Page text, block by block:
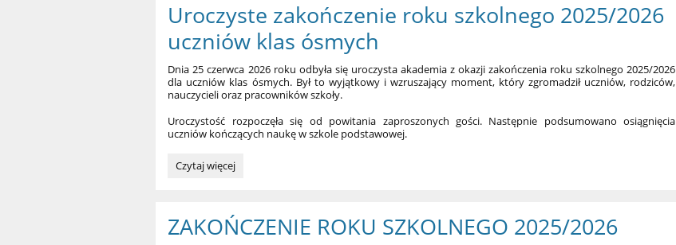
Uroczyste zakończenie roku szkolnego 2025/2026
uczniów klas ósmych
Dnia 25 czerwca 2026 roku odbyła się uroczysta akademia z okazji zakończenia roku szkolnego 2025/2026
dla uczniów klas ósmych. Był to wyjątkowy i wzruszający moment, który zgromadził uczniów, rodziców,
nauczycieli oraz pracowników szkoły.
Uroczystość rozpoczęła się od powitania zaproszonych gości. Następnie podsumowano osiągnięcia
uczniów kończących naukę w szkole podstawowej.
Uroczyste
2025/2026
uczniów
Czytaj więcej
ZAKOŃCZENIE ROKU SZKOLNEGO 2025/2026